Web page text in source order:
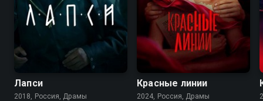
7.5
Лапси
2018, Россия, Драмы
6.6 5.5
Красные линии
2024, Россия, Драмы